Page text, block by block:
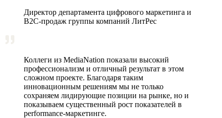
Директор департамента цифрового маркетинга и
В2С-продаж группы компаний ЛитРес
Коллеги из MediaNation показали высокий
профессионализм и отличный результат в этом
сложном проекте. Благодаря таким
инновационным решениям мы не только
сохраняем лидирующие позиции на рынке, но и
показываем существенный рост показателей в
performance-маркетинге.